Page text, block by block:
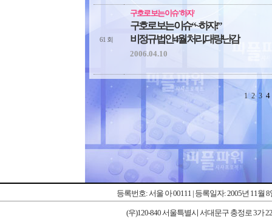
61 회
구호로 보는 이슈 '하자'
구호로 보는 이슈 “~하자!”
비정규 법안 4월 처리, 대량난감
2006.04.10
1 2 3
등록번호: 서울 아 00111 | 등록일자: 2005년 11월
(우)120-840 서울특별시 서대문구 충정로 3가